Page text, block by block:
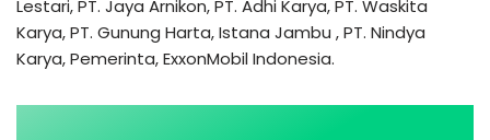
Lestari, PT. Jaya Arnikon, PT. Adhi Karya, PT. Waskita
Karya, PT. Gunung Harta, Istana Jambu , PT. Nindya
Karya, Pemerinta, ExxonMobil Indonesia.